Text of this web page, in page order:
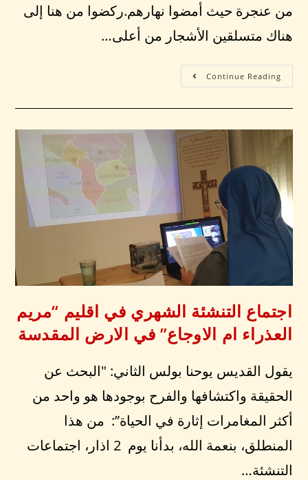
من عنجرة حيث أمضوا نهارهم.ركضوا من هنا إلى
هناك متسلقين الأشجار من أعلى…
Continue Reading
اجتماع التنشئة الشهري في اقليم “مريم
العذراء ام الاوجاع” في الارض المقدسة
يقول القديس يوحنا بولس الثاني: "البحث عن
الحقيقة واكتشافها والفرح بوجودها هو واحد من
أكثر المغامرات إثارة في الحياة”: من هذا
المنطلق، بنعمة الله، بدأنا يوم 2 اذار، اجتماعات
التنشئة…